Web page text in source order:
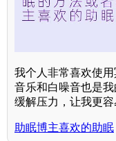
我个人非常喜欢使
音乐和白噪音也是
缓解压力，让我更
助眠博主喜欢的助眠